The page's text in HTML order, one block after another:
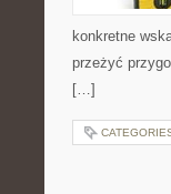
konkretne
przeżyć
[…]